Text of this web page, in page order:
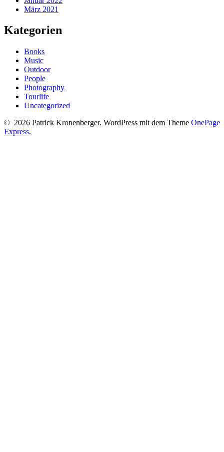
März 2021
Kategorien
Books
Music
Outdoor
People
Photography
Tourlife
Uncategorized
© 2026 Patrick Kronenberger. WordPress mit dem Theme OnePage
Express.